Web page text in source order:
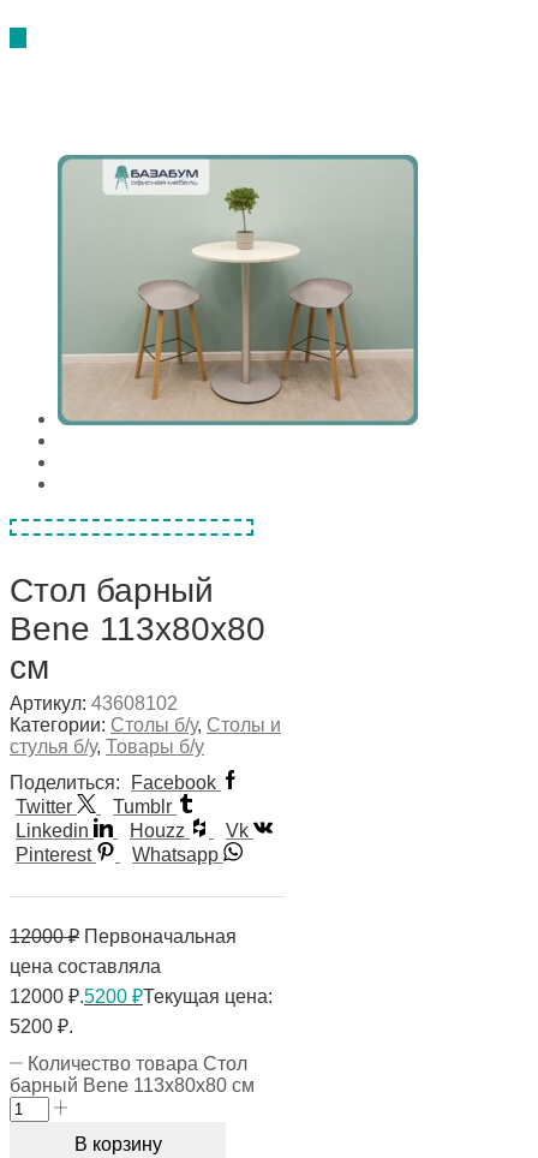
Стол барный
Bene 113х80х80
см
Артикул: 43608102
Категории: Столы б/у, Столы и
стулья б/у, Товары б/у
Поделиться:
Facebook
Twitter
Tumblr
Linkedin
Houzz
Vk
Pinterest
Whatsapp
12000₽ Первоначальная
цена составляла
12000 ₽.5200 ₽Текущая цена:
5200 ₽.
Количество товара Стол
барный Bene 113х80х80 см
В корзину